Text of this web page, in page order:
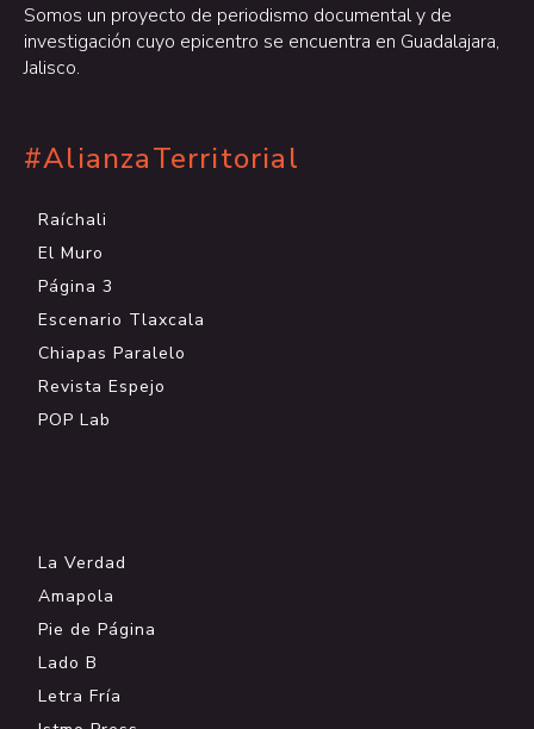
Somos un proyecto de periodismo documental y de
investigación cuyo epicentro se encuentra en Guadalajara,
Jalisco.
#AlianzaTerritorial
Raíchali
El Muro
Página 3
Escenario Tlaxcala
Chiapas Paralelo
Revista Espejo
POP Lab
La Verdad
Amapola
Pie de Página
Lado B
Letra Fría